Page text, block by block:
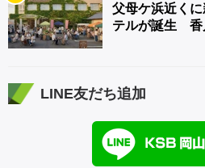
父母ケ浜近く
テルが誕生 香
LINE友だち追加